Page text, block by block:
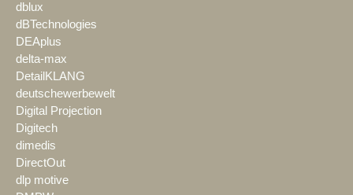
dblux
dBTechnologies
DEAplus
delta-max
DetailKLANG
deutschewerbewelt
Digital Projection
Digitech
dimedis
DirectOut
dlp motive